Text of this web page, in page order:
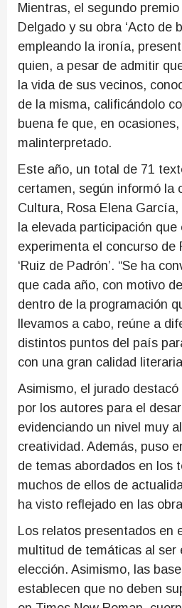
Mientras, el segundo
Delgado y su obra ‘Acto de
empleando la ironía,
quien, a pesar de admitir
la vida de sus vecinos,
de la misma, calificándolo
buena fe que, en
malinterpretado.
Este año, un total de 71
certamen, según informó la
Cultura, Rosa Elena
la elevada participación que
experimenta el concurso de
‘Ruiz de Padrón’. “Se ha
que cada año, con motivo
dentro de la programación
llevamos a cabo, reúne a
distintos puntos del país
con una gran calidad
Asimismo, el jurado
por los autores para el
evidenciando un nivel muy
creatividad. Además, puso
de temas abordados en los
muchos de ellos de
ha visto reflejado en las
Los relatos presentados en
multitud de temáticas al ser
elección. Asimismo, las
establecen que no deben